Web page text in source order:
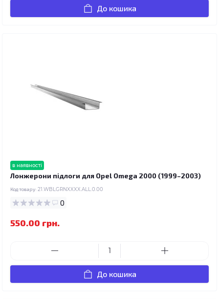
До кошика
в наявності
Лонжерони підлоги для Opel Omega 2000 (1999–2003)
Код товару: 21.WBLGRNXXXX.ALL.0.00
0
550.00 грн.
До кошика